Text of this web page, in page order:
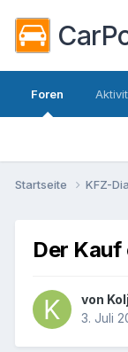
Foren
Startseite KFZ-
Der Kauf
von
3. Juli